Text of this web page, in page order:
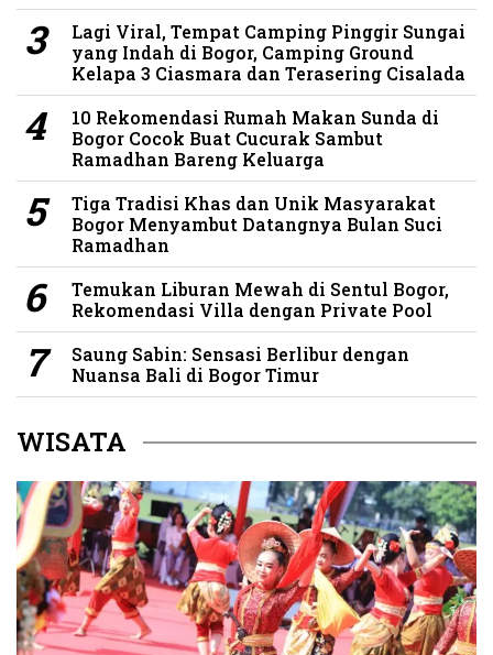
Lagi Viral, Tempat Camping Pinggir Sungai
yang Indah di Bogor, Camping Ground
Kelapa 3 Ciasmara dan Terasering Cisalada
10 Rekomendasi Rumah Makan Sunda di
Bogor Cocok Buat Cucurak Sambut
Ramadhan Bareng Keluarga
Tiga Tradisi Khas dan Unik Masyarakat
Bogor Menyambut Datangnya Bulan Suci
Ramadhan
Temukan Liburan Mewah di Sentul Bogor,
Rekomendasi Villa dengan Private Pool
Saung Sabin: Sensasi Berlibur dengan
Nuansa Bali di Bogor Timur
WISATA